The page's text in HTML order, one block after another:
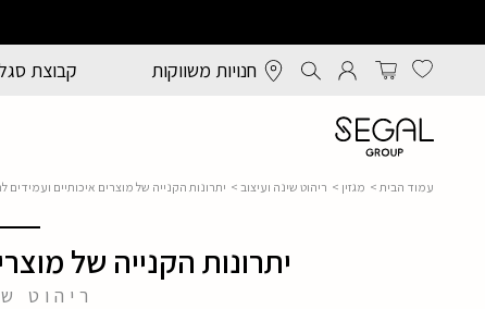
חנויות משווקות קבוצת
עמוד הבית > מגזין > ריהוט שינה ועיצוב > יתרונות הקנייה של מוצרים איכותיים ועמידים
יתרונות הקנייה של
ריהוט